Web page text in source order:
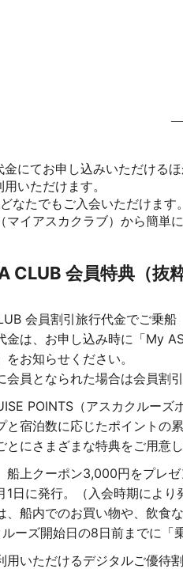
―
にてお申し込みいただける
いただけます。
なたでもご入会いただけます。
マイアスカクラブ）から簡
CLUB 会員特典（抜粋
会員割引旅行代金でご乗船
金は、お申し込み時に「My
をお知らせください。
会員となられた場合は会員割
POINTS（アスカクルーズ
と宿泊数に応じたポイントの
とにさまざまな特典をご用意し
上クーポン3,000円をプレゼ
1日に発行。（入会時期により
、船内でのお買い物や、飲食
ーズ開始日の8日前までに「
用いただけるデジタルご優待